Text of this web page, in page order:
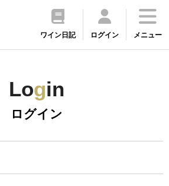
ワイン日記 ログイン メニュー
Login
ログイン